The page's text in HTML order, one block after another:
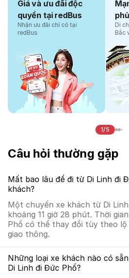
Giá và ưu đãi độc
quyền tại redBus
Nhận ưu đãi chỉ có tại
redBus
Di
Bắc
1/5
Câu hỏi thường gặp
Mất bao lâu để đi từ Di Linh đi
khách?
Một chuyến xe khách từ Di
khoảng 11 giờ 28 phút. Thời
Phổ có thể thay đổi tùy theo lộ
giao thông.
Những loại xe khách nào có
Di Linh đi Đức Phổ?